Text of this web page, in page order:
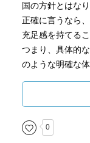
国の方針とはなり
正確に言うなら
充足感を持てる
つまり、具体的
のような明確な
本書ではより推
以下のような問
（あらゆる行為
0